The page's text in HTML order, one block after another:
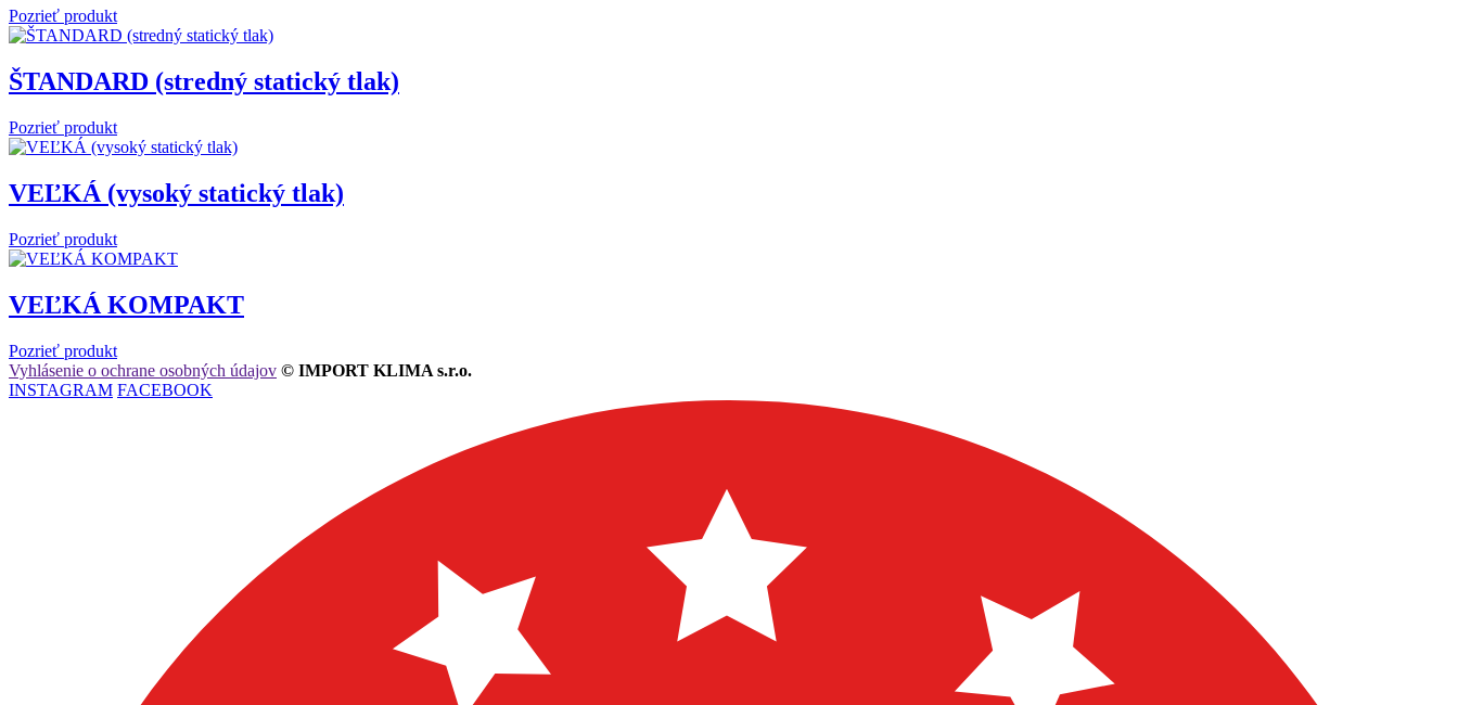
Pozrieť produkt
ŠTANDARD (stredný statický tlak)
Pozrieť produkt
VEĽKÁ (vysoký statický tlak)
Pozrieť produkt
VEĽKÁ KOMPAKT
Pozrieť produkt
Vyhlásenie o ochrane osobných údajov © IMPORT KLIMA s.r.o.
INSTAGRAM FACEBOOK